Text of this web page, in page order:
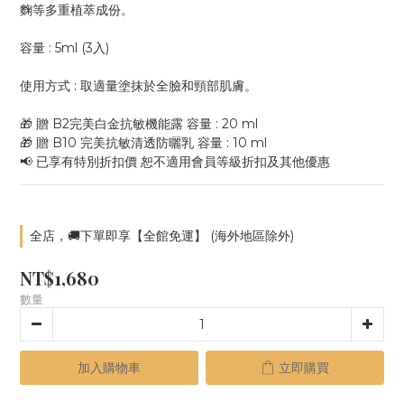
麴等多重植萃成份。
容量 : 5ml (3入)
使用方式 : 取適量塗抹於全臉和頸部肌膚。
🎁 贈 B2完美白金抗敏機能露 容量 : 20 ml
🎁 贈 B10 完美抗敏清透防曬乳 容量 : 10 ml
📢 已享有特別折扣價 恕不適用會員等級折扣及其他優惠
全店，🚚下單即享【全館免運】 (海外地區除外)
NT$1,680
數量
加入購物車 立即購買